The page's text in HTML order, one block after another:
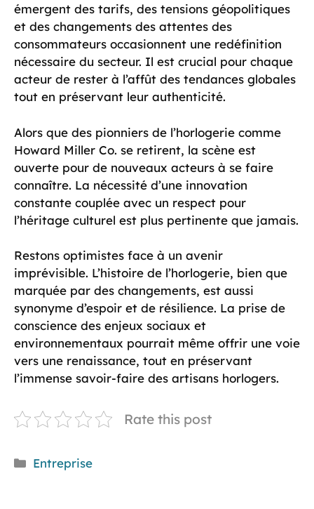
émergent des tarifs, des tensions géopolitiques
et des changements des attentes des
consommateurs occasionnent une redéfinition
nécessaire du secteur. Il est crucial pour chaque
acteur de rester à l’affût des tendances globales
tout en préservant leur authenticité.
Alors que des pionniers de l’horlogerie comme
Howard Miller Co. se retirent, la scène est
ouverte pour de nouveaux acteurs à se faire
connaître. La nécessité d’une innovation
constante couplée avec un respect pour
l’héritage culturel est plus pertinente que jamais.
Restons optimistes face à un avenir
imprévisible. L’histoire de l’horlogerie, bien que
marquée par des changements, est aussi
synonyme d’espoir et de résilience. La prise de
conscience des enjeux sociaux et
environnementaux pourrait même offrir une voie
vers une renaissance, tout en préservant
l’immense savoir-faire des artisans horlogers.
Rate this post
Catégories
Entreprise